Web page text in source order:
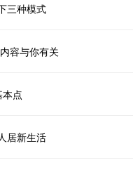
三种模式
容与你有关
点
居新生活